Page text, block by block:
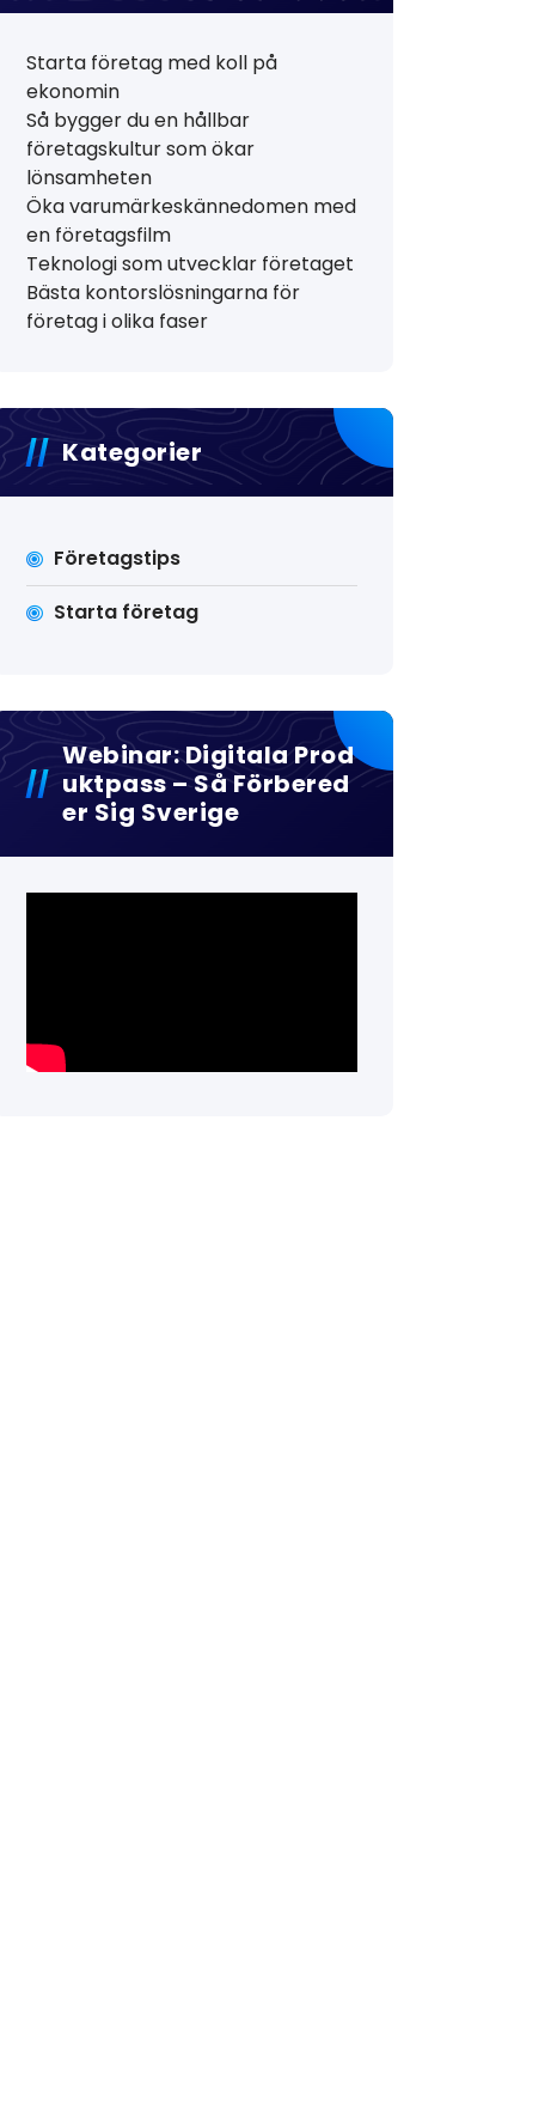
Starta företag med koll på
ekonomin
Så bygger du en hållbar
företagskultur som ökar
lönsamheten
Öka varumärkeskännedomen med
en företagsfilm
Teknologi som utvecklar företaget
Bästa kontorslösningarna för
företag i olika faser
Kategorier
Företagstips
Starta företag
Webinar: Digitala Prod
Uktpass – Så Förbered
Er Sig Sverige